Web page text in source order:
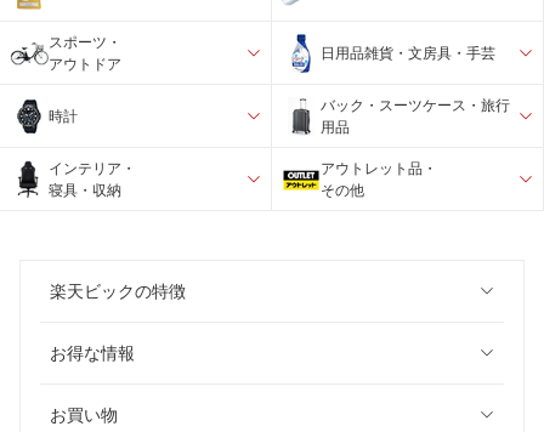
スポーツ・
アウトドア
日用品雑貨・文房具・手芸
時計
バック・スーツケース・旅行
用品
インテリア・
寝具・収納
アウトレット品・
その他
楽天ビックの特徴
お得な情報
お買い物